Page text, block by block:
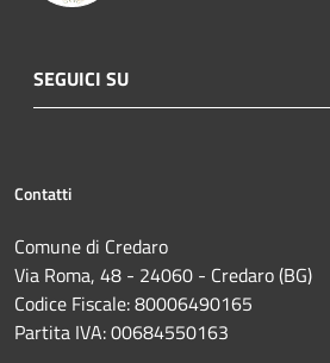
SEGUICI SU
Contatti
Comune di Credaro
Via Roma, 48 - 24060 - Credaro (BG)
Codice Fiscale: 80006490165
Partita IVA: 00684550163